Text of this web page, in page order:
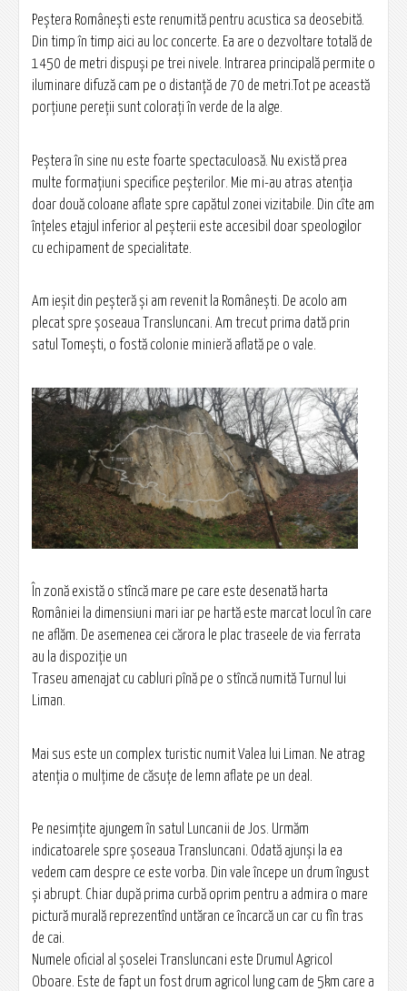
Peștera Românești este renumită pentru acustica sa deosebită.
Din timp în timp aici au loc concerte. Ea are o dezvoltare totală de
1450 de metri dispuși pe trei nivele. Intrarea principală permite o
iluminare difuză cam pe o distanță de 70 de metri.Tot pe această
porțiune pereții sunt colorați în verde de la alge.
Peștera în sine nu este foarte spectaculoasă. Nu există prea
multe formațiuni specifice peșterilor. Mie mi-au atras atenția
doar două coloane aflate spre capătul zonei vizitabile. Din cîte am
înțeles etajul inferior al peșterii este accesibil doar speologilor
cu echipament de specialitate.
Am ieșit din peșteră și am revenit la Românești. De acolo am
plecat spre șoseaua Transluncani. Am trecut prima dată prin
satul Tomești, o fostă colonie minieră aflată pe o vale.
În zonă există o stîncă mare pe care este desenată harta
României la dimensiuni mari iar pe hartă este marcat locul în care
ne aflăm. De asemenea cei cărora le plac traseele de via ferrata
au la dispoziție un
Traseu amenajat cu cabluri pînă pe o stîncă numită Turnul lui
Liman.
Mai sus este un complex turistic numit Valea lui Liman. Ne atrag
atenția o mulțime de căsuțe de lemn aflate pe un deal.
Pe nesimțite ajungem în satul Luncanii de Jos. Urmăm
indicatoarele spre șoseaua Transluncani. Odată ajunși la ea
vedem cam despre ce este vorba. Din vale începe un drum îngust
și abrupt. Chiar după prima curbă oprim pentru a admira o mare
pictură murală reprezentînd untăran ce încarcă un car cu fîn tras
de cai.
Numele oficial al șoselei Transluncani este Drumul Agricol
Oboare. Este de fapt un fost drum agricol lung cam de 5km care a